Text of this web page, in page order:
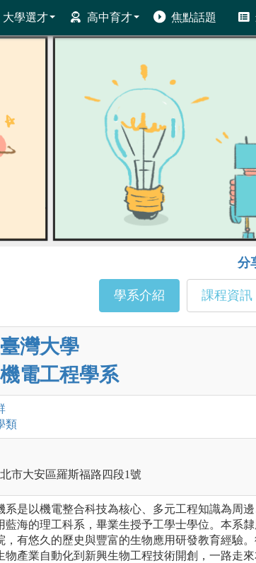
大學選才 高中育才 焦點話題
系統
分
學系介紹 課程資訊
灣大學
電工程學系
類
市大安區羅斯福路四段1號
系是以機電整合科技為核心、多元工程知識為周
藍海的理工科系，畢業生授予工學士學位。本系
，有悠久的歷史與豐富的生物應用研發教育經驗
物產業自動化到新興生物工程技術開創，一路走